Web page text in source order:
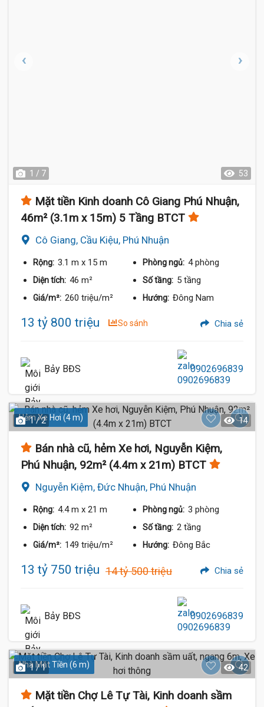
1 / 7 53
Mặt tiền Kinh doanh Cô Giang Phú Nhuận,
46m² (3.1m x 15m) 5 Tầng BTCT
Cô Giang, Cầu Kiệu, Phú Nhuận
Rộng: 3.1 m x 15 m Phòng ngủ: 4 phòng
Diện tích: 46 m² Số tầng: 5 tầng
Giá/m²: 260 triệu/m² Hướng: Đông Nam
13 tỷ 800 triệu So sánh Chia sẻ
Bảy BĐS 0902696839
Hẻm Xe Hơi (4 m)
1 / 2 14
Bán nhà cũ, hẻm Xe hơi, Nguyễn Kiệm,
Phú Nhuận, 92m² (4.4m x 21m) BTCT
Nguyễn Kiệm, Đức Nhuận, Phú Nhuận
Rộng: 4.4 m x 21 m Phòng ngủ: 3 phòng
Diện tích: 92 m² Số tầng: 2 tầng
Giá/m²: 149 triệu/m² Hướng: Đông Bắc
13 tỷ 750 triệu 14 tỷ 500 triệu Chia sẻ
Bảy BĐS 0902696839
Nhà Mặt Tiền (6 m)
1 / 1 42
Mặt tiền Chợ Lê Tự Tài, Kinh doanh sầm